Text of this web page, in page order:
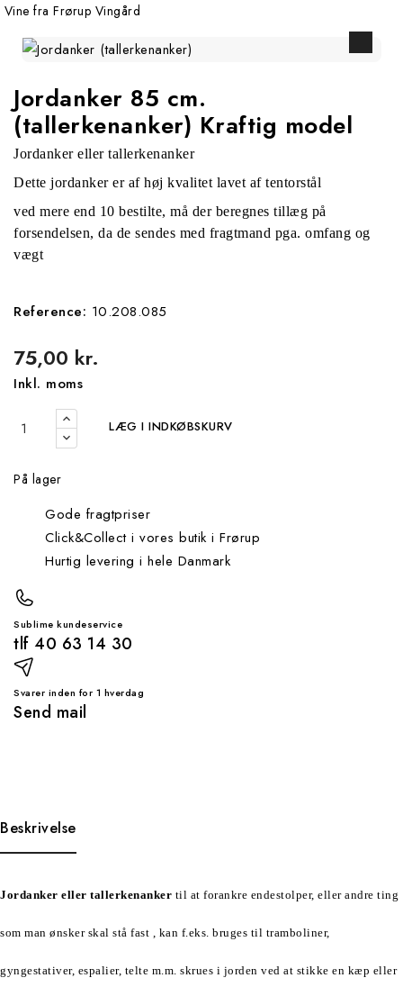
Vine fra Frørup Vingård
Jordanker 85 cm.
(tallerkenanker) Kraftig model
Jordanker eller tallerkenanker
Dette jordanker er af høj kvalitet lavet af tentorstål
ved mere end 10 bestilte, må der beregnes tillæg på
forsendelsen, da de sendes med fragtmand pga. omfang og
vægt
Reference: 10.208.085
75,00 kr.
Inkl. moms
LÆG I INDKØBSKURV
På lager
Gode fragtpriser
Click&Collect i vores butik i Frørup
Hurtig levering i hele Danmark
Sublime kundeservice
tlf 40 63 14 30
Svarer inden for 1 hverdag
Send mail
Beskrivelse
Jordanker eller tallerkenanker til at forankre endestolper, eller andre ting
som man ønsker skal stå fast , kan f.eks. bruges til tramboliner,
gyngestativer, espalier, telte m.m. skrues i jorden ved at stikke en kæp eller